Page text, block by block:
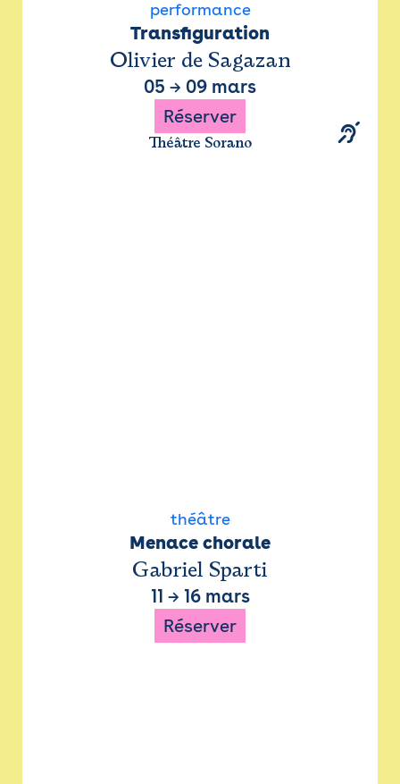
performance
Transfiguration
Olivier de Sagazan
05 → 09 mars
Réserver
Théâtre Sorano
théâtre
Menace chorale
Gabriel Sparti
11 → 16 mars
Réserver